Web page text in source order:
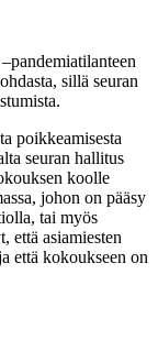
sillä seuran
poikkeamisesta
seuran hallitus
koolle
johon on pääsy
tai myös
että asiamiesten
että kokoukseen on